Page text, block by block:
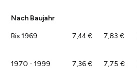
Nach Baujahr
Bis 1969 7,44 € 7,83 €
1970 - 1999 7,36 € 7,75 €